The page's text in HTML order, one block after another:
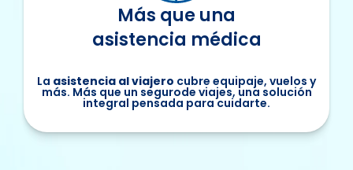
Más que una
asistencia médica
La asistencia al viajero cubre equipaje, vuelos y
más. Más que un segurode viajes, una solución
integral pensada para cuidarte.